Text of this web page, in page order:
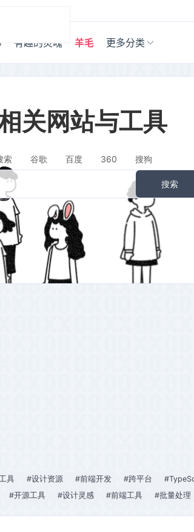
有趣的灵魂 羊毛 更多分类
关网站与工具
索 谷歌 百度 360 搜狗
搜索
具 #设计资源 #前端开发 #跨平台
#开源工具 #设计灵感 #前端工具 #批量处理